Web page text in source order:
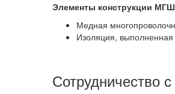
Элементы конструкции
Медная
Изоляция,
Сотрудничество